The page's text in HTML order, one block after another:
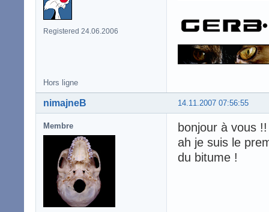
Registered 24.06.2006
Hors ligne
14.11.2007 07:56:55
nimajneB
Membre
bonjour à vous !!
ah je suis le
du bitume !